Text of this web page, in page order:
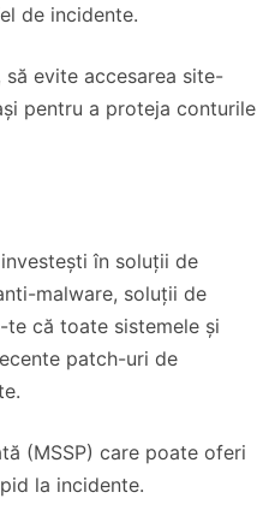
de incidente.
evite accesarea site-
pentru a proteja conturile
în soluții de
malware, soluții de
că toate sistemele și
patch-uri de
(MSSP) care poate oferi
la incidente.